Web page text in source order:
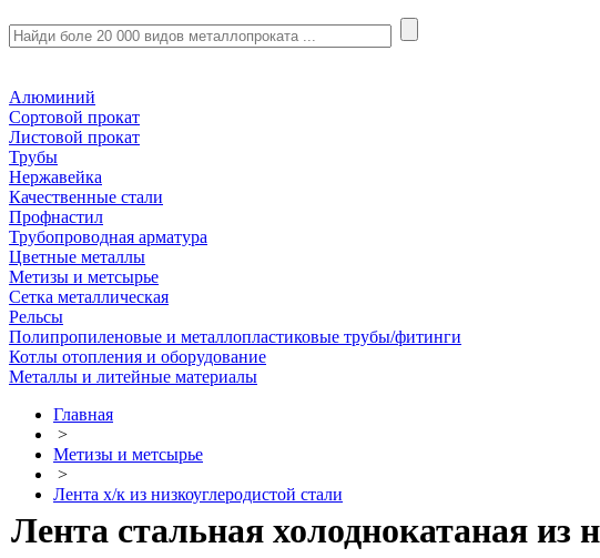
Алюминий
Сортовой прокат
Листовой прокат
Трубы
Нержавейка
Качественные стали
Профнастил
Трубопроводная арматура
Цветные металлы
Метизы и метсырье
Сетка металлическая
Рельсы
Полипропиленовые и металлопластиковые трубы/фитинги
Котлы отопления и оборудование
Металлы и литейные материалы
Главная
>
Метизы и метсырье
>
Лента х/к из низкоуглеродистой стали
Лента стальная холоднокатаная из